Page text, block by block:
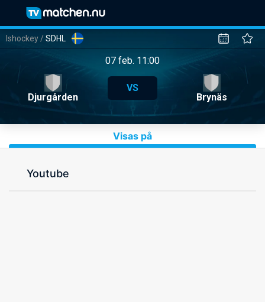
Ishockey /SDHL
07 feb. 11:00
Djurgården
VS
Brynäs
Visas på
Youtube